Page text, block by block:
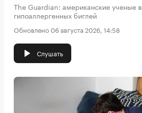
The Guardian: американские ученые
гипоаллергенных биглей
Обновлено 06 августа 2026, 14:58
Слушать